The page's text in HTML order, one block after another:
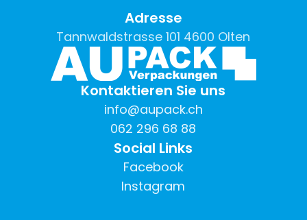
Adresse
Tannwaldstrasse 101 4600 Olten
Kontaktieren Sie uns
info@aupack.ch
062 296 68 88
Social Links
Facebook
Instagram